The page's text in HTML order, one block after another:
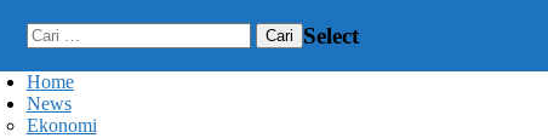
Cari
untuk:
Select
Home
News
Ekonomi